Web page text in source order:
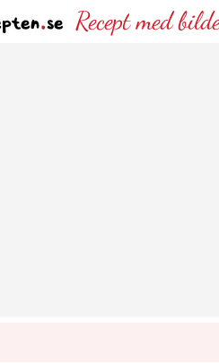
Recept med